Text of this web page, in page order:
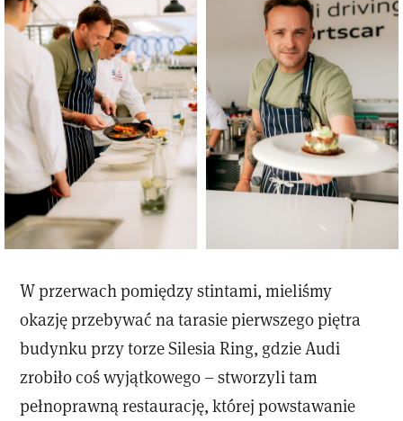
W przerwach pomiędzy stintami, mieliśmy
okazję przebywać na tarasie pierwszego piętra
budynku przy torze Silesia Ring, gdzie Audi
zrobiło coś wyjątkowego – stworzyli tam
pełnoprawną restaurację, której powstawanie